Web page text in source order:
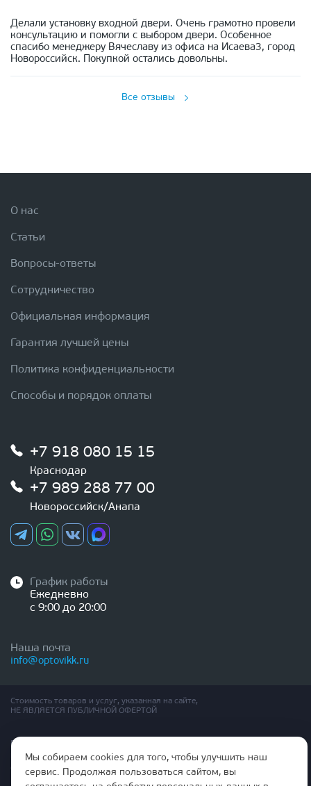
Делали установку входной двери. Очень грамотно провели
консультацию и помогли с выбором двери. Особенное
спасибо менеджеру Вячеславу из офиса на Исаева3, город
Новороссийск. Покупкой остались довольны.
Все отзывы
О нас
Статьи
Вопросы-ответы
Сотрудничество
Официальная информация
Гарантия лучшей цены
Политика конфиденциальности
Способы и порядок оплаты
+7 918 080 15 15
Краснодар
+7 989 288 77 00
Новороссийск/Анапа
График работы
Ежедневно
с 9:00 до 20:00
Наша почта
info@optovikk.ru
Стоимость товаров и услуг, указанная на сайте,
НЕ ЯВЛЯЕТСЯ ПУБЛИЧНОЙ ОФЕРТОЙ
Правила эксплутации входных и межкомнатных дверей
Политика обработки персональных данных
Согласие на обработку персональных данных
Мы собираем cookies для того, чтобы улучшить наш
сервис. Продолжая пользоваться сайтом, вы